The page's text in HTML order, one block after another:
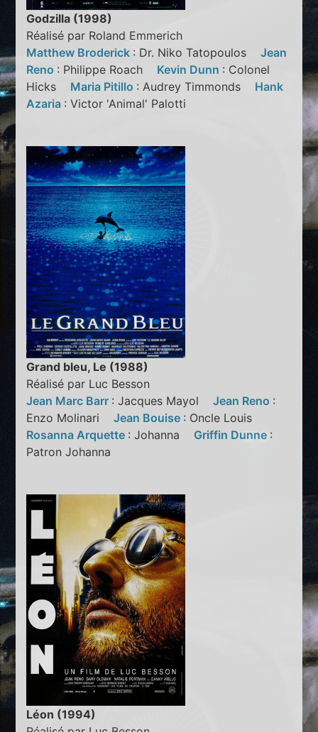
Godzilla (1998)
Réalisé par Roland Emmerich
Matthew Broderick : Dr. Niko TatopoulosJean
Reno : Philippe Roach Kevin Dunn : Colonel
Hicks Maria Pitillo : Audrey Timmonds Hank
Azaria : Victor 'Animal' Palotti
Grand bleu, Le (1988)
Réalisé par Luc Besson
Jean Marc Barr : Jacques MayolJean Reno :
Enzo MolinariJean Bouise : Oncle Louis
Rosanna Arquette : Johanna Griffin Dunne :
Patron Johanna
Léon (1994)